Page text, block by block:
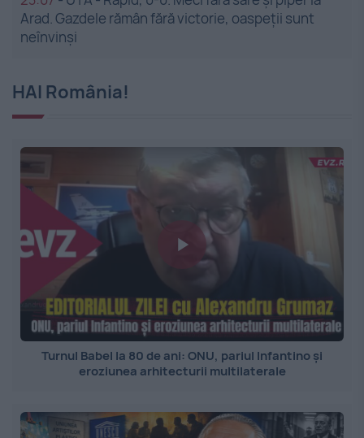
Arad. Gazdele rămân fără victorie, oaspeții sunt
neînvinși
HAI România!
Turnul Babel la 80 de ani: ONU, pariul Infantino și
eroziunea arhitecturii multilaterale